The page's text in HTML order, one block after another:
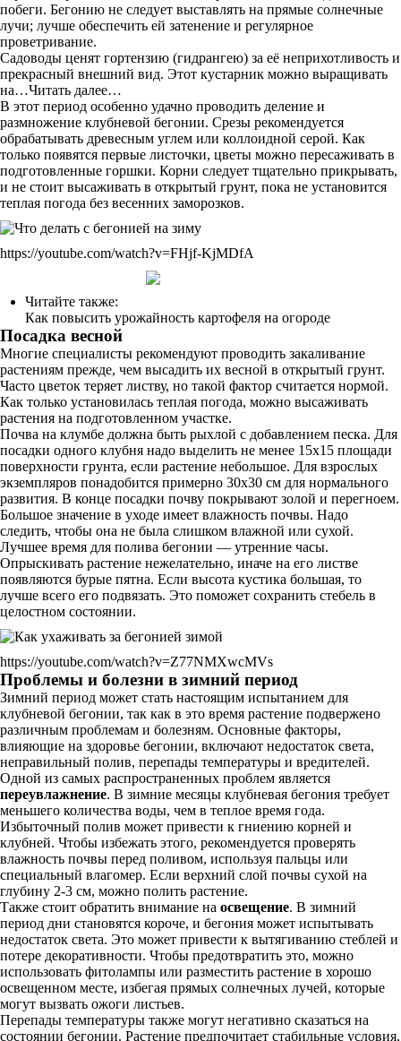
побеги. Бегонию не следует выставлять на прямые солнечные
лучи; лучше обеспечить ей затенение и регулярное
проветривание.
Садоводы ценят гортензию (гидрангею) за её неприхотливость и
прекрасный внешний вид. Этот кустарник можно выращивать
на…Читать далее…
В этот период особенно удачно проводить деление и
размножение клубневой бегонии. Срезы рекомендуется
обрабатывать древесным углем или коллоидной серой. Как
только появятся первые листочки, цветы можно пересаживать в
подготовленные горшки. Корни следует тщательно прикрывать,
и не стоит высаживать в открытый грунт, пока не установится
теплая погода без весенних заморозков.
https://youtube.com/watch?v=FHjf-KjMDfA
Читайте также:
Как повысить урожайность картофеля на огороде
Посадка весной
Многие специалисты рекомендуют проводить закаливание
растениям прежде, чем высадить их весной в открытый грунт.
Часто цветок теряет листву, но такой фактор считается нормой.
Как только установилась теплая погода, можно высаживать
растения на подготовленном участке.
Почва на клумбе должна быть рыхлой с добавлением песка. Для
посадки одного клубня надо выделить не менее 15х15 площади
поверхности грунта, если растение небольшое. Для взрослых
экземпляров понадобится примерно 30х30 см для нормального
развития. В конце посадки почву покрывают золой и перегноем.
Большое значение в уходе имеет влажность почвы. Надо
следить, чтобы она не была слишком влажной или сухой.
Лучшее время для полива бегонии — утренние часы.
Опрыскивать растение нежелательно, иначе на его листве
появляются бурые пятна. Если высота кустика большая, то
лучше всего его подвязать. Это поможет сохранить стебель в
целостном состоянии.
https://youtube.com/watch?v=Z77NMXwcMVs
Проблемы и болезни в зимний период
Зимний период может стать настоящим испытанием для
клубневой бегонии, так как в это время растение подвержено
различным проблемам и болезням. Основные факторы,
влияющие на здоровье бегонии, включают недостаток света,
неправильный полив, перепады температуры и вредителей.
Одной из самых распространенных проблем является
переувлажнение. В зимние месяцы клубневая бегония требует
меньшего количества воды, чем в теплое время года.
Избыточный полив может привести к гниению корней и
клубней. Чтобы избежать этого, рекомендуется проверять
влажность почвы перед поливом, используя пальцы или
специальный влагомер. Если верхний слой почвы сухой на
глубину 2-3 см, можно полить растение.
Также стоит обратить внимание на освещение. В зимний
период дни становятся короче, и бегония может испытывать
недостаток света. Это может привести к вытягиванию стеблей и
потере декоративности. Чтобы предотвратить это, можно
использовать фитолампы или разместить растение в хорошо
освещенном месте, избегая прямых солнечных лучей, которые
могут вызвать ожоги листьев.
Перепады температуры также могут негативно сказаться на
состоянии бегонии. Растение предпочитает стабильные условия,